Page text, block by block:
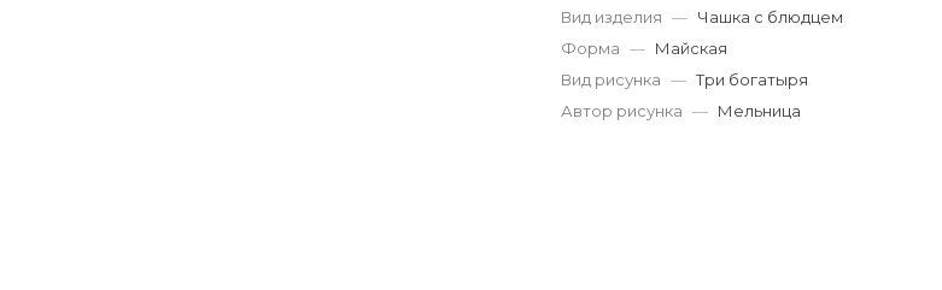
Вид изделия — Чашка с блюдцем
Форма — Майская
Вид рисунка — Три богатыря
Автор рисунка — Мельница